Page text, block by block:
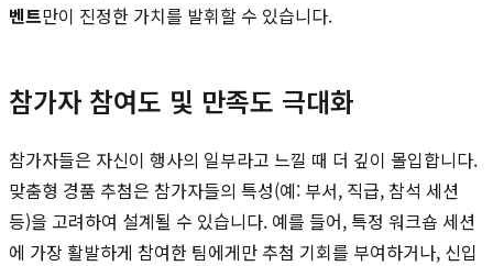
벤트만이 진정한 가치를 발휘할 수 있습니다.
참가자 참여도 및 만족도 극대화
참가자들은 자신이 행사의 일부라고 느낄 때 더 깊이 몰입합니다.
맞춤형 경품 추첨은 참가자들의 특성(예: 부서, 직급, 참석 세션
등)을 고려하여 설계될 수 있습니다. 예를 들어, 특정 워크숍 세션
에 가장 활발하게 참여한 팀에게만 추첨 기회를 부여하거나, 신입